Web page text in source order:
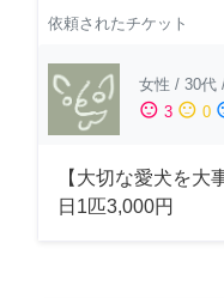
依頼されたチケット
女性 / 30代
sentiment_satisfied 3 sentiment_neutral 0
【大切な愛犬を大
日1匹3,000円